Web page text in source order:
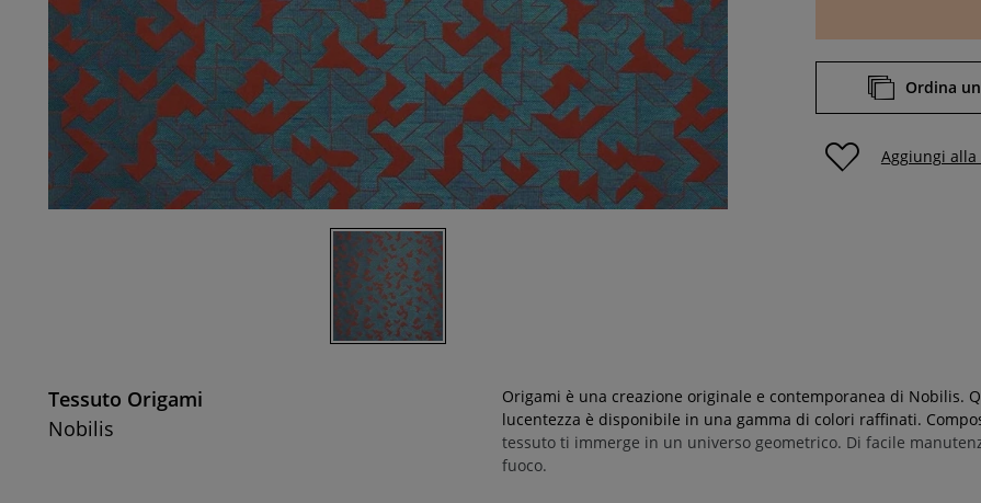
Ordina
Aggiungi alla
Tessuto Origami
Nobilis
Origami è una creazione originale e contemporanea di Nobilis.
lucentezza è disponibile in una gamma di colori raffinati.
tessuto ti immerge in un universo geometrico. Di facile
fuoco.